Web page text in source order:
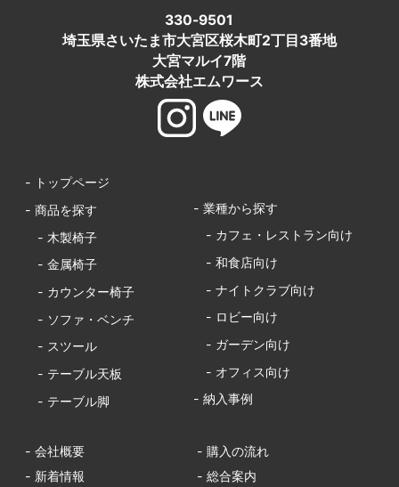
330-9501
埼玉県さいたま市大宮区桜木町2丁目3番地
大宮マルイ7階
株式会社エムワース
- トップページ
- 商品を探す
- 木製椅子
- 金属椅子
- カウンター椅子
- ソファ・ベンチ
- スツール
- テーブル天板
- テーブル脚
- 業種から探す
- カフェ・レストラン向け
- 和食店向け
- ナイトクラブ向け
- ロビー向け
- ガーデン向け
- オフィス向け
- 納入事例
- 会社概要
- 購入の流れ
- 新着情報
- 総合案内